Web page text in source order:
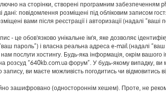
на сторінки, створені програмним забезпеченням
дані: повідомлення розміщені під обліковим записом
вами після реєстрації і авторизації (надалі “ваші
- це обов'язково унікальне ім'я, яке дозволяє
пароль”) і власна реальна адреса e-mail (надалі
послуги хостингу. Будь-яка інформація, окрім
розсуд “640kb.com.ua форум”. У будь-якому випадку,
запису, ви маєте можливість погодитись чи
зашифровано (одностороннім хешем). Проте, не